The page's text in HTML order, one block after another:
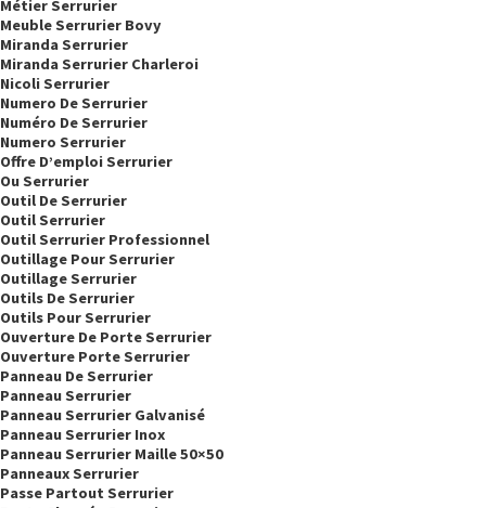
Métier Serrurier
Meuble Serrurier Bovy
Miranda Serrurier
Miranda Serrurier Charleroi
Nicoli Serrurier
Numero De Serrurier
Numéro De Serrurier
Numero Serrurier
Offre D’emploi Serrurier
Ou Serrurier
Outil De Serrurier
Outil Serrurier
Outil Serrurier Professionnel
Outillage Pour Serrurier
Outillage Serrurier
Outils De Serrurier
Outils Pour Serrurier
Ouverture De Porte Serrurier
Ouverture Porte Serrurier
Panneau De Serrurier
Panneau Serrurier
Panneau Serrurier Galvanisé
Panneau Serrurier Inox
Panneau Serrurier Maille 50×50
Panneaux Serrurier
Passe Partout Serrurier